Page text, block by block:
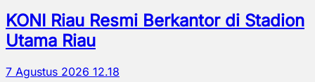
KONI Riau Resmi Berkantor di Stadion
Utama Riau
7 Agustus 2026 12.18